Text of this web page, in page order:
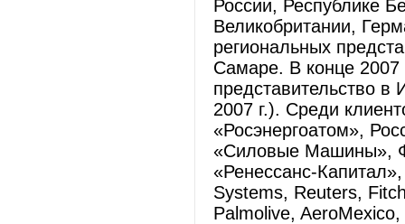
России, Республике
Великобритании,
региональных
Самаре. В конце
представительство
2007 г.). Среди
«Росэнергоатом»,
«Силовые Машины»,
«Ренессанс-
Systems, Reuters,
Palmolive,